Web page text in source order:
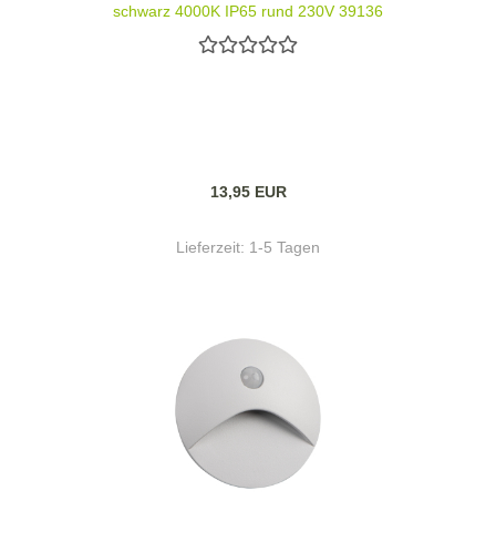
schwarz 4000K IP65 rund 230V 39136
13,95 EUR
Lieferzeit: 1-5 Tagen